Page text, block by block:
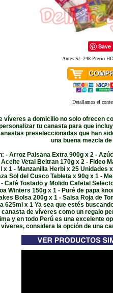
Save
AntesS/. 248Precio
Detallamos el
víveres a domicilio no solo ofrecen
tu canasta para que
preseleccionadas que han
una buena mezcla
- Arroz Paisana Extra 900g x 2 -
Vetal Beltran 170g x 2 - Fideo
x 1 - Manzanilla Herbi x 25 Unidades
Sol del Cusco Tableta x 90g x 1 -
Café Tostado y Molido Cafetal
Winters 150g x 1 - Puré de papa
Bolsa 200g x 1 - Salsa Roja de
625ml x 1 Ya sea que estés
de víveres como un regalo
y en todo Perú es una excelente
víveres, considera la opción de una